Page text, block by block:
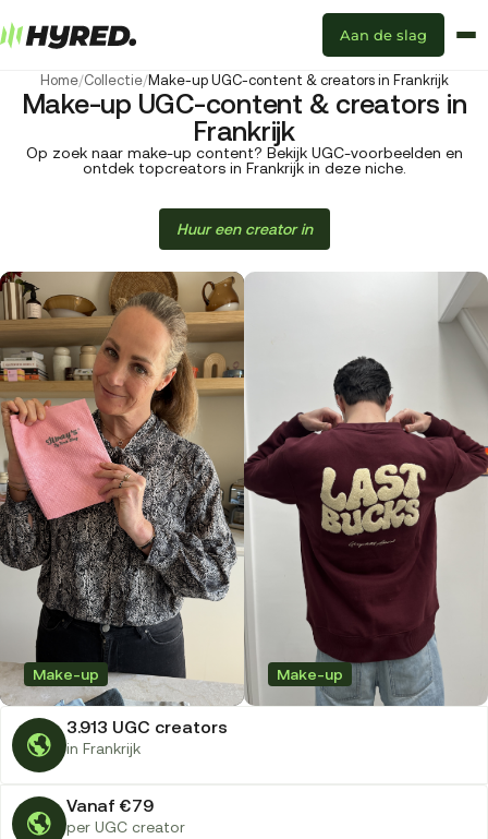
Aan de slag
Home/Collectie/Make-up UGC-content & creators in Frankrijk
Make-up UGC-content & creators in
Frankrijk
Op zoek naar make-up content? Bekijk UGC-voorbeelden en
ontdek topcreators in Frankrijk in deze niche.
Huur een creator in
3.913 UGC creators
in Frankrijk
Make-up Make-up
Vanaf €79
per UGC creator